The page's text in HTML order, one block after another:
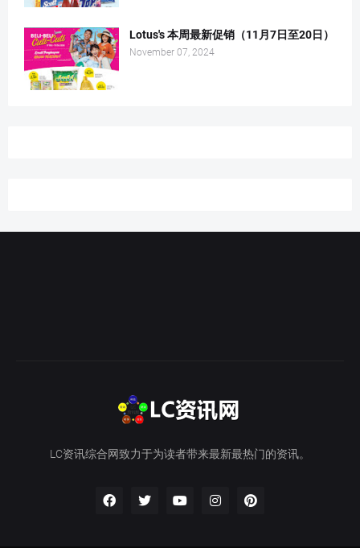
Lotus's 本周最新促销（11月7日至20日）
November 07, 2024
LC资讯综合网致力于为读者带来最新最热门的资讯。